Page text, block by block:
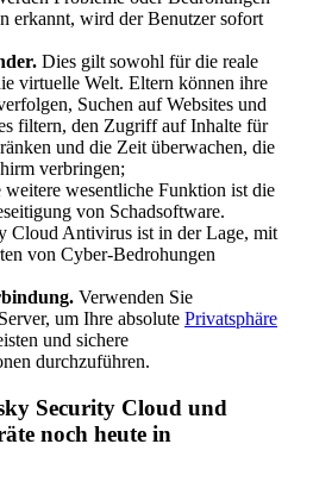
erkannt, wird der Benutzer sofort
Dies gilt sowohl für die reale
virtuelle Welt. Eltern können ihre
Suchen auf Websites und
filtern, den Zugriff auf Inhalte für
und die Zeit überwachen, die
verbringen;
weitere wesentliche Funktion ist die
von Schadsoftware.
Cloud Antivirus ist in der Lage, mit
von Cyber-Bedrohungen
Verwenden Sie
um Ihre absolute Privatsphäre
und sichere
durchzuführen.
Security Cloud und
noch heute in